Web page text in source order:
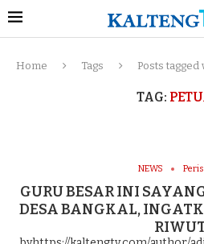
Home Tags Posts tagged
TAG:
NEWS
GURU BESAR INI
DESA BANGKAL,